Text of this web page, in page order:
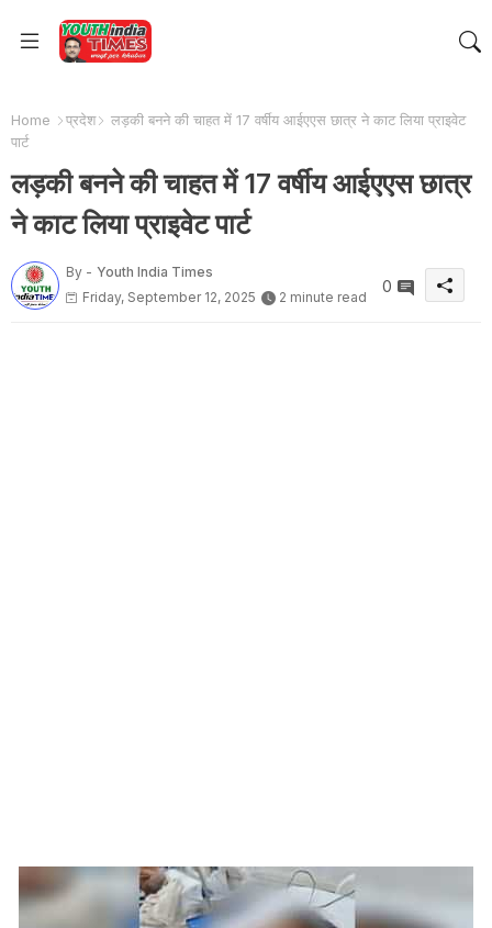
Home प्रदेश
लड़की बनने की चाहत में 17 वर्षीय आईएएस छात्र ने काट लिया प्राइवेट
पार्ट
लड़की बनने की चाहत में 17 वर्षीय आईएएस छात्र
ने काट लिया प्राइवेट पार्ट
By - Youth India Times
Friday, September 12, 2025
2 minute read
0